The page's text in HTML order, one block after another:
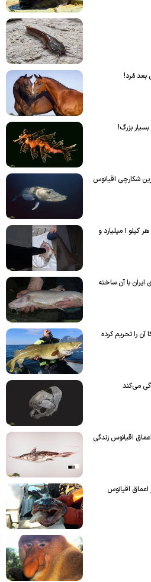
مُرد!
بزرگ!
شکارچی اقیانوس
بلوگای آلبینو؛ ماهی بسیار کمیاب دریای خزر با گران‌ترین خاویار دنیا؛ هر کیلو ۱ میلیارد و
با آن ساخته
را تحریم کرده
می‌کند
اقیانوس زندگی
اقیانوس